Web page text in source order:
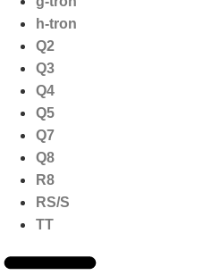
h-tron
Q2
Q3
Q4
Q5
Q7
Q8
R8
RS/S
TT